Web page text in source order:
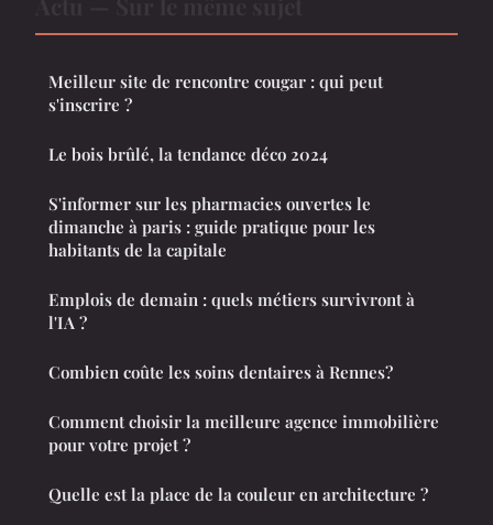
Meilleur site de rencontre cougar : qui peut
s'inscrire ?
Le bois brûlé, la tendance déco 2024
S'informer sur les pharmacies ouvertes le
dimanche à paris : guide pratique pour les
habitants de la capitale
Emplois de demain : quels métiers survivront à
l'IA ?
Combien coûte les soins dentaires à Rennes?
Comment choisir la meilleure agence immobilière
pour votre projet ?
Quelle est la place de la couleur en architecture ?